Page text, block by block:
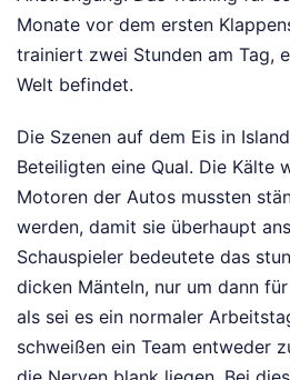
Monate vor dem ersten
trainiert zwei Stunden am Tag,
Welt befindet.
Die Szenen auf dem Eis in
Beteiligten eine Qual. Die Kälte
Motoren der Autos mussten
werden, damit sie überhaupt
Schauspieler bedeutete das
dicken Mänteln, nur um dann
als sei es ein normaler
schweißen ein Team entweder